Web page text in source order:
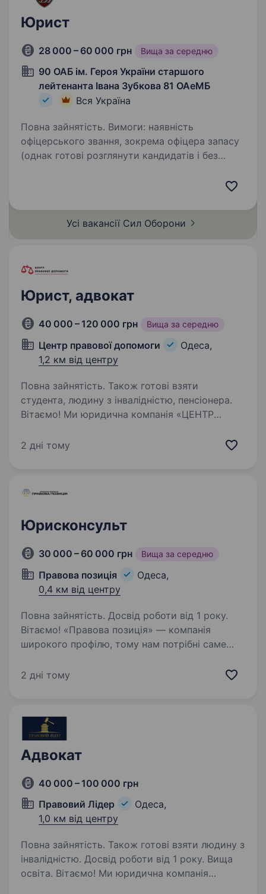
Юрист
28 000 – 60 000 грн Вища за середню
90 ОАБ ім. Героя України старшого
лейтенанта Івана Зубкова 81 ОАеМБ
Вся Україна
Повна зайнятість. Вимоги: наявність
офіцерського звання, зокрема офіцера запасу
(однак готові розглянути кандидатів і без
освіта (спеціаліст/магістр за спеціальністю
Усі вакансії Сил Оборони
Юрист, адвокат
40 000 – 120 000 грн Вища за середню
Центр правової допомоги
Одеса,
1,2 км від центру
Повна зайнятість. Також готові взяти
студента, людину з інвалідністю, пенсіонера.
Вітаємо! Ми юридична компанія «ЦЕНТР
надають безкоштовні юридичні консультації
правового…
2 дні тому
Юрисконсульт
30 000 – 60 000 грн Вища за середню
Правова позиція
Одеса,
0,4 км від центру
Повна зайнятість. Досвід роботи від 1 року.
Вітаємо! «Правова позиція» — компанія
широкого профілю, тому нам потрібні саме
можливість отримати унікальний досвід
2 дні тому
Адвокат
40 000 – 100 000 грн
Правовий Лідер
Одеса,
1,0 км від центру
Повна зайнятість. Також готові взяти людину з
інвалідністю. Досвід роботи від 1 року. Вища
освіта. Вітаємо! Ми юридична компанія